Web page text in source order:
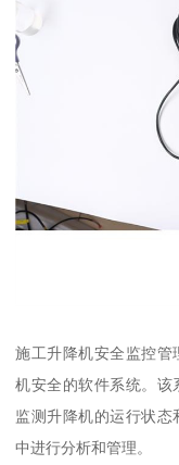
施工升降机安全监控管
机安全的软件系统。该
监测升降机的运行状
中进行分析和管理。